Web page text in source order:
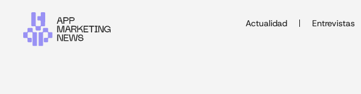
Actualidad Entrevistas